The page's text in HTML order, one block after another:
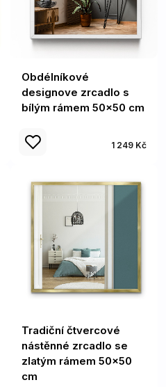
Obdélníkové
designove zrcadlo s
bílým rámem 50x50 cm
1 249 Kč
Tradiční čtvercové
nástěnné zrcadlo se
zlatým rámem 50x50
cm